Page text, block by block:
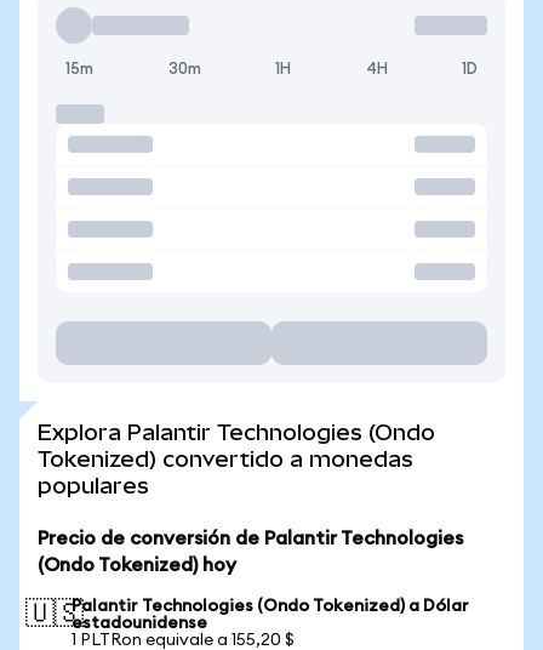
15m 30m 1H 4H 1D
Explora Palantir Technologies (Ondo
Tokenized) convertido a monedas
populares
Precio de conversión de Palantir Technologies
(Ondo Tokenized) hoy
🇺🇸Palantir Technologies (Ondo Tokenized) a Dólar
estadounidense
1 PLTRon equivale a 155,20 $